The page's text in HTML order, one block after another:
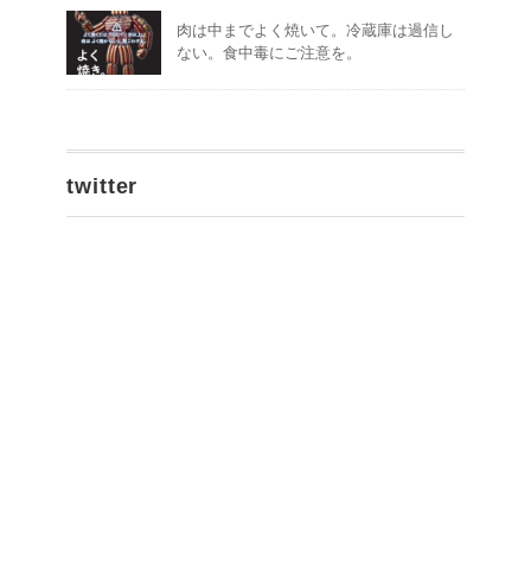
肉は中までよく焼いて。冷蔵庫は過信し
ない。食中毒にご注意を。
twitter